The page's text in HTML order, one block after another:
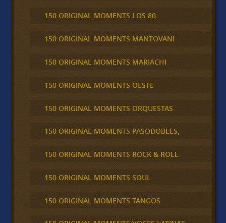
150 ORIGINAL MOMENTS LOS 80
150 ORIGINAL MOMENTS MANTOVANI
150 ORIGINAL MOMENTS MARIACHI
150 ORIGINAL MOMENTS OESTE
150 ORIGINAL MOMENTS ORQUESTAS
150 ORIGINAL MOMENTS PASODOBLES,
150 ORIGINAL MOMENTS ROCK & ROLL
150 ORIGINAL MOMENTS SOUL
150 ORIGINAL MOMENTS TANGOS